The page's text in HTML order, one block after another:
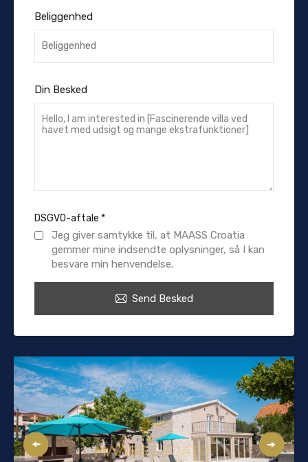
Beliggenhed
Din Besked
DSGVO-aftale *
Jeg giver samtykke til, at MAASS Croatia
gemmer mine indsendte oplysninger, så I kan
besvare min henvendelse.
Send Besked